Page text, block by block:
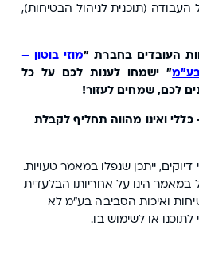
העבודה (תוכנית לניהול הבטיחות),
העובדים בחברת "מוזי בוטון –
" ישמחו לענות לכם על כל
לכם, שמחים לעזור!
ואינו מהווה תחליף לקבלת
ייתכן שנפלו במאמר טעויות.
במאמר הינו על אחריותו הבלעדית
ואיכות הסביבה בע"מ לא
או לשימוש בו.